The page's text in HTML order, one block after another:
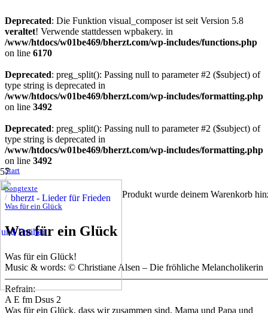
Deprecated: Die Funktion visual_composer ist seit Version 5.8
veraltet! Verwende stattdessen wpbakery. in
/www/htdocs/w01be469/bherzt.com/wp-includes/functions.php
on line 6170
Deprecated: preg_split(): Passing null to parameter #2 ($subject) of
type string is deprecated in
/www/htdocs/w01be469/bherzt.com/wp-includes/formatting.php
on line 3492
Deprecated: preg_split(): Passing null to parameter #2 ($subject) of
type string is deprecated in
/www/htdocs/w01be469/bherzt.com/wp-includes/formatting.php
on line 3492
Produkt wurde deinem Warenkorb
Start
/
Songtexte
/
Was für ein Glück
Was für ein Glück
Was für ein Glück!
Music & words: © Christiane Alsen – Die fröhliche Melancholikerin
Refrain:
A E fm Dsus 2
Was für ein Glück, dass wir zusammen sind, Mama und Papa und